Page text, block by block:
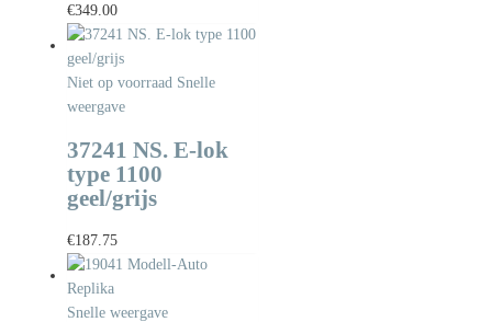
€349.00
Niet op voorraad Snelle
weergave
37241 NS. E-lok
type 1100
geel/grijs
€187.75
Snelle weergave